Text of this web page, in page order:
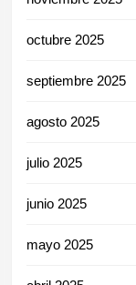
octubre 2025
septiembre 2025
agosto 2025
julio 2025
junio 2025
mayo 2025